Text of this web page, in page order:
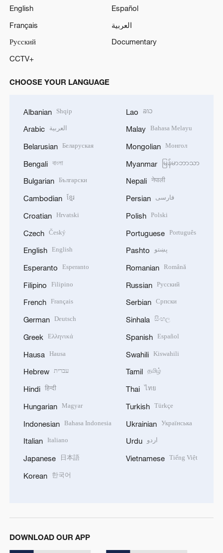
English
Español
Français
العربية
Русский
Documentary
CCTV+
CHOOSE YOUR LANGUAGE
Albanian Shqip
Arabic العربية
Belarusian Беларуская
Bengali বাংলা
Bulgarian Български
Cambodian ខ្មែរ
Croatian Hrvatski
Czech Český
English English
Esperanto Esperanto
Filipino Filipino
French Français
German Deutsch
Greek Ελληνικά
Hausa Hausa
Hebrew עברית
Hindi हिन्दी
Hungarian Magyar
Indonesian Bahasa Indonesia
Italian Italiano
Japanese 日本語
Korean 한국어
Lao ລາວ
Malay Bahasa Melayu
Mongolian Монгол
Myanmar မြန်မာဘာသာ
Nepali नेपाली
Persian فارسی
Polish Polski
Portuguese Português
Pashto پښتو
Romanian Română
Russian Русский
Serbian Српски
Sinhala සිංහල
Spanish Español
Swahili Kiswahili
Tamil தமிழ்
Thai ไทย
Turkish Türkçe
Ukrainian Українська
Urdu اردو
Vietnamese Tiếng Việt
DOWNLOAD OUR APP